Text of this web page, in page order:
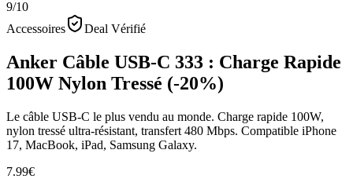
9/10
Accessoires
Deal Vérifié
Anker Câble USB-C 333 : Charge Rapide
100W Nylon Tressé (-20%)
Le câble USB-C le plus vendu au monde. Charge rapide 100W,
nylon tressé ultra-résistant, transfert 480 Mbps. Compatible iPhone
17, MacBook, iPad, Samsung Galaxy.
7.99€